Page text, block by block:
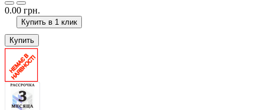
0.00 грн.
Купить в 1 клик
Купить